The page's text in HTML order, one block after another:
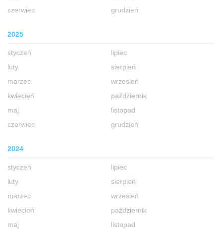
czerwiec
grudzień
2025
styczeń
luty
marzec
kwiecień
maj
czerwiec
lipiec
sierpień
wrzesień
październik
listopad
grudzień
2024
styczeń
luty
marzec
kwiecień
maj
lipiec
sierpień
wrzesień
październik
listopad